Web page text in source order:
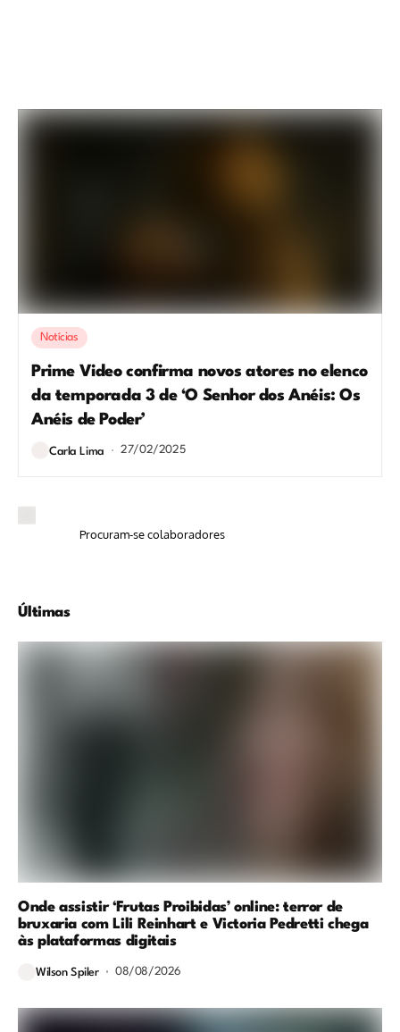
Notícias
Prime Video confirma novos atores no elenco
da temporada 3 de ‘O Senhor dos Anéis: Os
Anéis de Poder’
Carla Lima 27/02/2025
Procuram-se colaboradores
Últimas
Onde assistir ‘Frutas Proibidas’ online: terror de
bruxaria com Lili Reinhart e Victoria Pedretti chega
às plataformas digitais
Wilson Spiler 08/08/2026